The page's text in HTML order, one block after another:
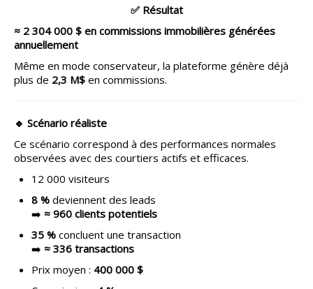
✅ Résultat
≈ 2 304 000 $ en commissions immobilières générées
annuellement
Même en mode conservateur, la plateforme génère déjà
plus de 2,3 M$ en commissions.
🔹 Scénario réaliste
Ce scénario correspond à des performances normales
observées avec des courtiers actifs et efficaces.
12 000 visiteurs
8 % deviennent des leads
➡️ ≈ 960 clients potentiels
35 % concluent une transaction
➡️ ≈ 336 transactions
Prix moyen : 400 000 $